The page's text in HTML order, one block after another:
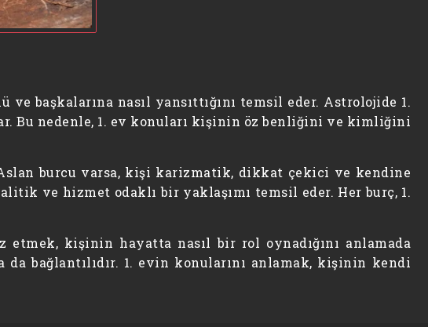
başkalarına nasıl yansıttığını temsil eder. Astrolojide 1.
Bu nedenle, 1. ev konuları kişinin öz benliğini ve kimliğini
burcu varsa, kişi karizmatik, dikkat çekici ve kendine
ve hizmet odaklı bir yaklaşımı temsil eder. Her burç, 1.
kişinin hayatta nasıl bir rol oynadığını anlamada
bağlantılıdır. 1. evin konularını anlamak, kişinin kendi